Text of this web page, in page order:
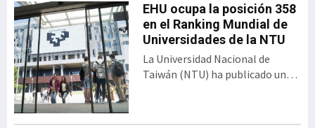
EHU ocupa la posición 358
en el Ranking Mundial de
Universidades de la NTU
La Universidad Nacional de
Taiwán (NTU) ha publicado una
Científicos para Universidades
diez años de vida de BIND,
programa de innovación
abierta desarrollado por el
Gobierno vasco y SPRI,
bajo el formato del
tradicional Demo Day. El
encuentro presentó los 30
proyectos desarrollados